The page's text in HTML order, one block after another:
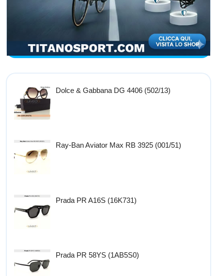
Dolce & Gabbana DG 4406 (502/13)
Ray-Ban Aviator Max RB 3925 (001/51)
Prada PR A16S (16K731)
Prada PR 58YS (1AB5S0)